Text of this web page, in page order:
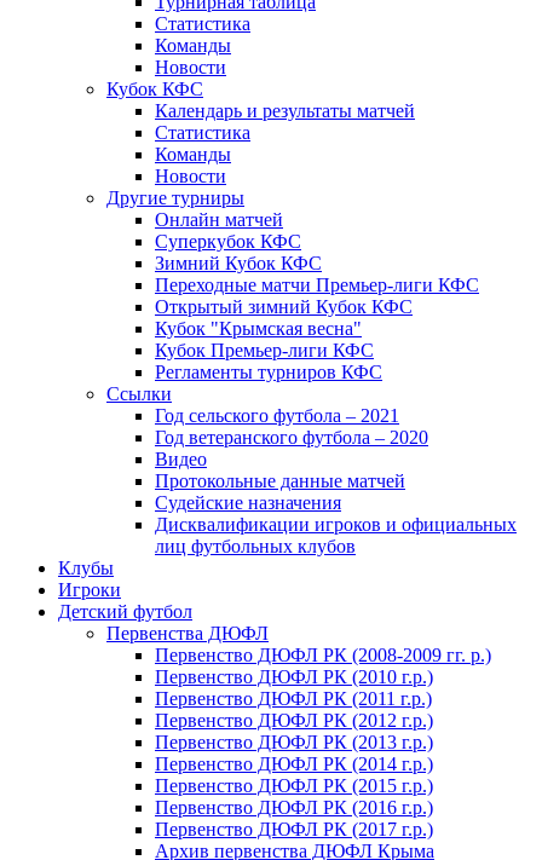
Статистика
Команды
Новости
Кубок КФС
Календарь и результаты матчей
Статистика
Команды
Новости
Другие турниры
Онлайн матчей
Суперкубок КФС
Зимний Кубок КФС
Переходные матчи Премьер-лиги КФС
Открытый зимний Кубок КФС
Кубок "Крымская весна"
Кубок Премьер-лиги КФС
Регламенты турниров КФС
Ссылки
Год сельского футбола – 2021
Год ветеранского футбола – 2020
Видео
Протокольные данные матчей
Судейские назначения
Дисквалификации игроков и официальных
лиц футбольных клубов
Клубы
Игроки
Детский футбол
Первенства ДЮФЛ
Первенство ДЮФЛ РК (2008-2009 гг. р.)
Первенство ДЮФЛ РК (2010 г.р.)
Первенство ДЮФЛ РК (2011 г.р.)
Первенство ДЮФЛ РК (2012 г.р.)
Первенство ДЮФЛ РК (2013 г.р.)
Первенство ДЮФЛ РК (2014 г.р.)
Первенство ДЮФЛ РК (2015 г.р.)
Первенство ДЮФЛ РК (2016 г.р.)
Первенство ДЮФЛ РК (2017 г.р.)
Архив первенства ДЮФЛ Крыма